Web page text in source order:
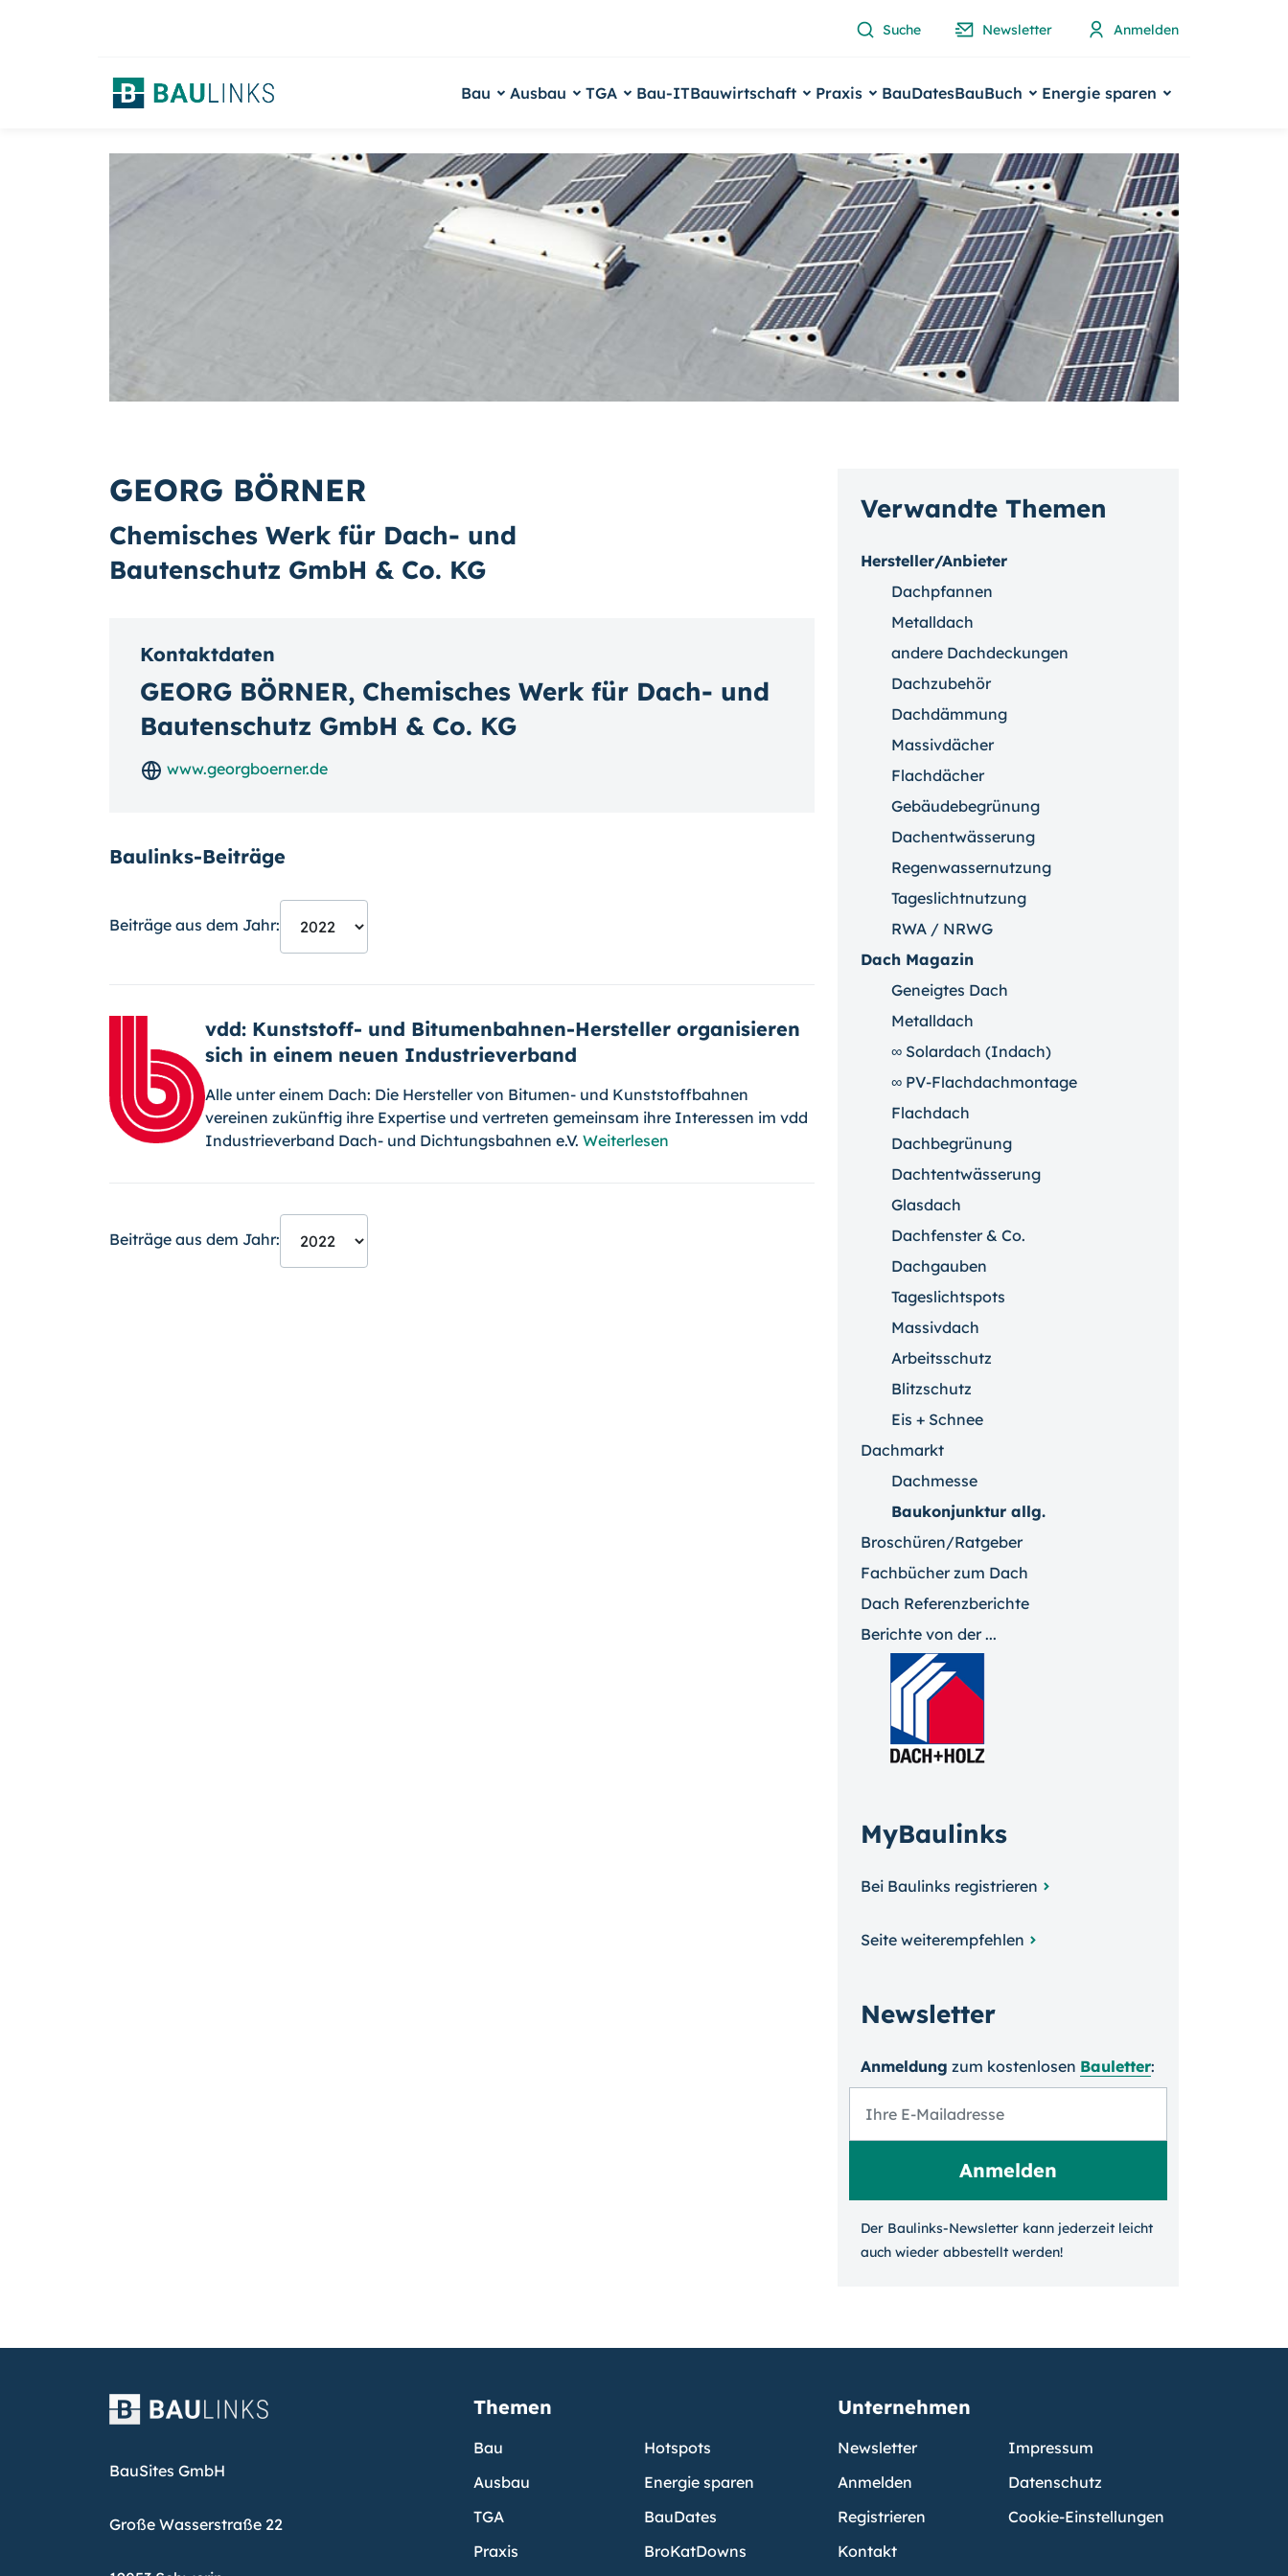
Suche Newsletter Anmelden
Bau Ausbau TGA Bau-ITBauwirtschaft Praxis BauDatesBauBuch Energie sparen
GEORG BÖRNER
Chemisches Werk für Dach- und
Bautenschutz GmbH & Co. KG
Kontaktdaten
GEORG BÖRNER, Chemisches Werk für Dach- und
Bautenschutz GmbH & Co. KG
www.georgboerner.de
Baulinks-Beiträge
Beiträge aus dem Jahr:
vdd: Kunststoff- und Bitumenbahnen-Hersteller organisieren
sich in einem neuen Industrieverband
Alle unter einem Dach: Die Hersteller von Bitumen- und Kunst­stoff­bah­nen
vereinen zukünftig ihre Expertise und vertreten gemeinsam ihre Interessen im vdd
Industrieverband Dach- und Dichtungsbahnen e.V. Weiterlesen
Beiträge aus dem Jahr:
Verwandte Themen
Hersteller/Anbieter
Dachpfannen
Metalldach
andere Dachdeckungen
Dachzubehör
Dachdämmung
Massivdächer
Flachdächer
Gebäudebegrünung
Dachentwässerung
Regenwassernutzung
Tageslichtnutzung
RWA / NRWG
Dach Magazin
Geneigtes Dach
Metalldach
∞ Solardach (Indach)
∞ PV-Flachdachmontage
Flachdach
Dachbegrünung
Dachtentwässerung
Glasdach
Dachfenster & Co.
Dachgauben
Tageslichtspots
Massivdach
Arbeitsschutz
Blitzschutz
Eis + Schnee
Dachmarkt
Dachmesse
Baukonjunktur allg.
Broschüren/Ratgeber
Fachbücher zum Dach
Dach Referenzberichte
Berichte von der ...
MyBaulinks
Bei Baulinks registrieren
Seite weiterempfehlen
Newsletter
Anmeldung zum kosten­losen Bauletter:
Der Baulinks-Newsletter kann jeder­zeit leicht
auch wieder ab­bestellt werden!
BauSites GmbH
Große Wasserstraße 22
Themen
Bau
Ausbau
TGA
Praxis
Hotspots
Energie sparen
BauDates
BroKatDowns
Unternehmen
Newsletter
Anmelden
Registrieren
Kontakt
Impressum
Datenschutz
Cookie-Einstellungen